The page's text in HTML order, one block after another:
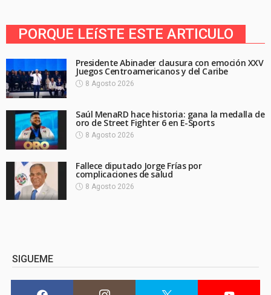
PORQUE LEíSTE ESTE ARTICULO
Presidente Abinader clausura con emoción XXV
Juegos Centroamericanos y del Caribe
8 Agosto 2026
Saúl MenaRD hace historia: gana la medalla de
oro de Street Fighter 6 en E-Sports
8 Agosto 2026
Fallece diputado Jorge Frías por
complicaciones de salud
8 Agosto 2026
SIGUEME